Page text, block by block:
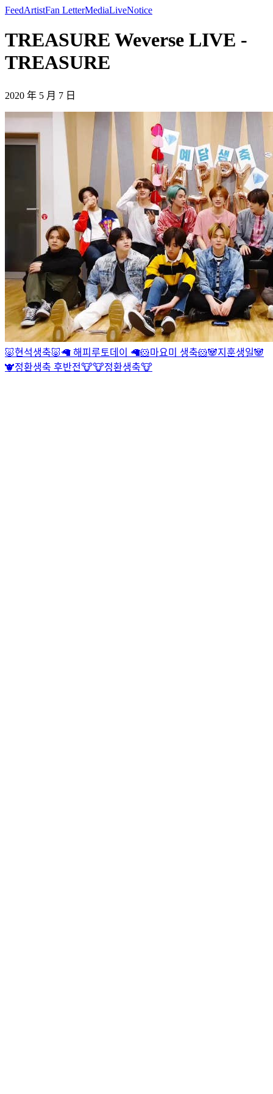
FeedArtistFan LetterMediaLiveNotice
TREASURE Weverse LIVE -
TREASURE
2020 年 5 月 7 日
🐷현석생축🐷🦙 해피루토데이 🦙🐹마요미 생축🐹🐼지훈생일🐼
🐮정환생축 후반전🐮🐮정환생축🐮